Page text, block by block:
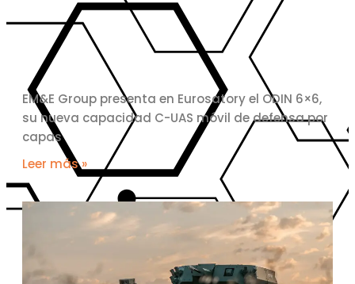
EM&E Group presenta en Eurosatory el ODIN 6×6,
su nueva capacidad C-UAS móvil de defensa por
capas
Leer más »